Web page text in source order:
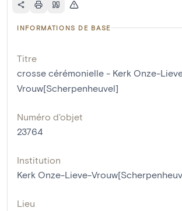
INFORMATIONS DE BASE
Titre
crosse cérémonielle - Kerk Onze-
Vrouw[Scherpenheuvel]
Numéro d'objet
23764
Institution
Kerk Onze-Lieve-
Lieu